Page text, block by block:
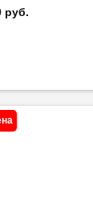
руб.